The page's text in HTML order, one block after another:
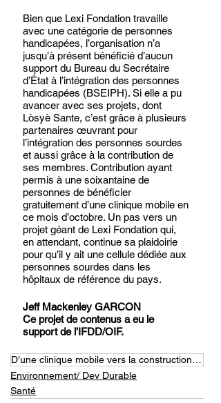
Bien que Lexi Fondation travaille
avec une catégorie de personnes
handicapées, l’organisation n’a
jusqu’à présent bénéficié d’aucun
support du Bureau du Secrétaire
d’État à l’intégration des personnes
handicapées (BSEIPH). Si elle a pu
avancer avec ses projets, dont
Lòsyè Sante, c’est grâce à plusieurs
partenaires œuvrant pour
l’intégration des personnes sourdes
et aussi grâce à la contribution de
ses membres. Contribution ayant
permis à une soixantaine de
personnes de bénéficier
gratuitement d’une clinique mobile en
ce mois d’octobre. Un pas vers un
projet géant de Lexi Fondation qui,
en attendant, continue sa plaidoirie
pour qu’il y ait une cellule dédiée aux
personnes sourdes dans les
hôpitaux de référence du pays.
Jeff Mackenley GARCON
Ce projet de contenus a eu le
support de l’IFDD/OIF.
Environnement/ Dev Durable
Santé